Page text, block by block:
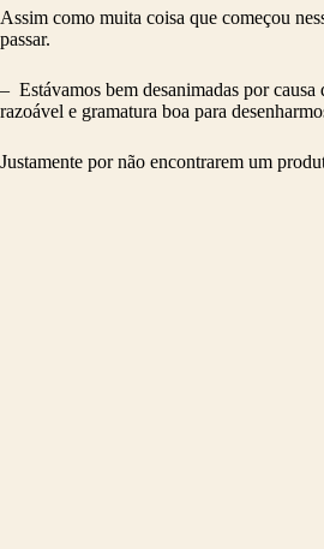
Assim como muita coisa que começou
passar.
– Estávamos bem desanimadas por
razoável e gramatura boa para
Justamente por não encontrarem um